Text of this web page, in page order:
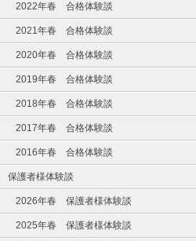
2022年春 合格体験談
2021年春 合格体験談
2020年春 合格体験談
2019年春 合格体験談
2018年春 合格体験談
2017年春 合格体験談
2016年春 合格体験談
保護者様体験談
2026年春 保護者様体験談
2025年春 保護者様体験談